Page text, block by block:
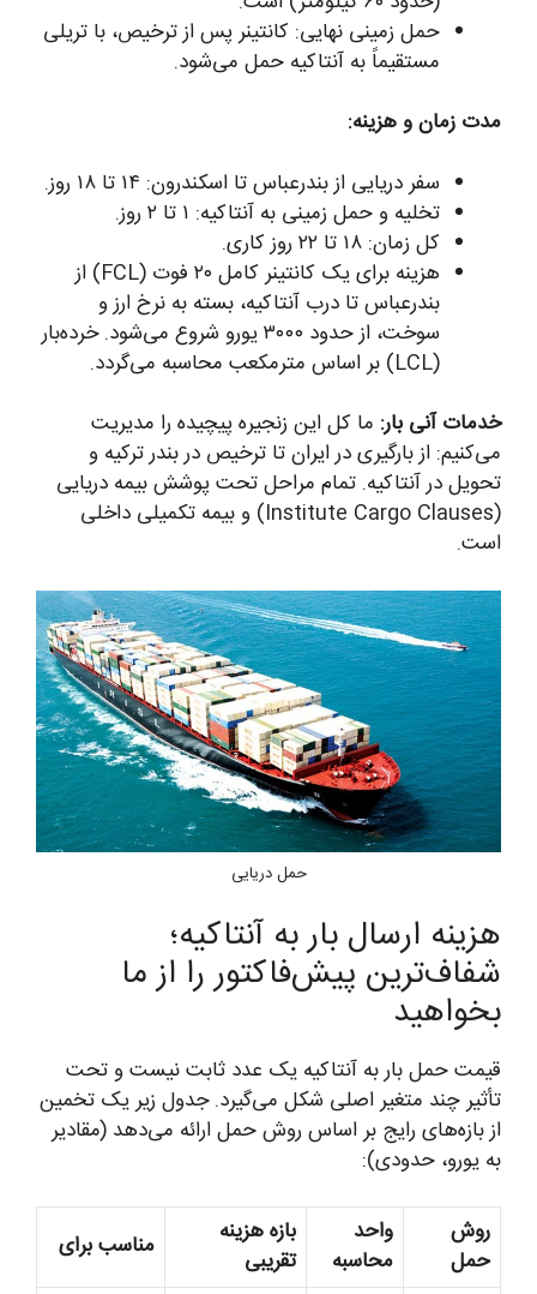
حمل زمینی نهایی: کانتینر پس از ترخیص، با تریلی
مستقیماً به آنتاکیه حمل می‌شود.
مدت زمان و هزینه:
سفر دریایی از بندرعباس تا اسکندرون: ۱۴ تا ۱۸ روز.
تخلیه و حمل زمینی به آنتاکیه: ۱ تا ۲ روز.
کل زمان: ۱۸ تا ۲۲ روز کاری.
هزینه برای یک کانتینر کامل ۲۰ فوت (FCL) از
بندرعباس تا درب آنتاکیه، بسته به نرخ ارز و
سوخت، از حدود ۳۰۰۰ یورو شروع می‌شود. خرده‌بار
(LCL) بر اساس مترمکعب محاسبه می‌گردد.
خدمات آنی بار: ما کل این زنجیره پیچیده را مدیریت
می‌کنیم: از بارگیری در ایران تا ترخیص در بندر ترکیه و
تحویل در آنتاکیه. تمام مراحل تحت پوشش بیمه دریایی
(Institute Cargo Clauses) و بیمه تکمیلی داخلی
است.
حمل دریایی
هزینه ارسال بار به آنتاکیه؛
شفاف‌ترین پیش‌فاکتور را از ما
بخواهید
قیمت حمل بار به آنتاکیه یک عدد ثابت نیست و تحت
تأثیر چند متغیر اصلی شکل می‌گیرد. جدول زیر یک تخمین
از بازه‌های رایج بر اساس روش حمل ارائه می‌دهد (مقادیر
به یورو، حدودی):
روش
حمل
واحد
محاسبه
بازه هزینه
تقریبی
مناسب برای